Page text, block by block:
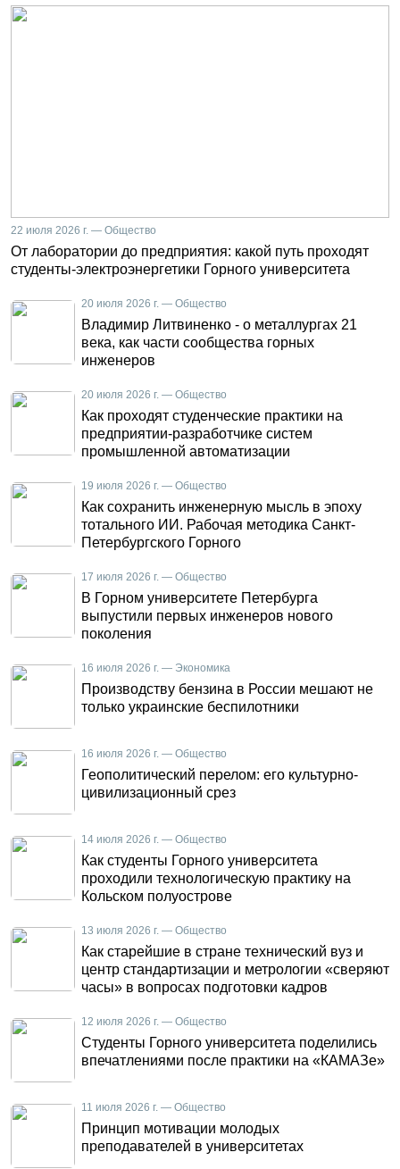
22 июля 2026 г. — Общество
От лаборатории до предприятия: какой путь проходят
студенты-электроэнергетики Горного университета
20 июля 2026 г. — Общество
Владимир Литвиненко - о металлургах 21
века, как части сообщества горных
инженеров
20 июля 2026 г. — Общество
Как проходят студенческие практики на
предприятии-разработчике систем
промышленной автоматизации
19 июля 2026 г. — Общество
Как сохранить инженерную мысль в эпоху
тотального ИИ. Рабочая методика Санкт-
Петербургского Горного
17 июля 2026 г. — Общество
В Горном университете Петербурга
выпустили первых инженеров нового
поколения
16 июля 2026 г. — Экономика
Производству бензина в России мешают не
только украинские беспилотники
16 июля 2026 г. — Общество
Геополитический перелом: его культурно-
цивилизационный срез
14 июля 2026 г. — Общество
Как студенты Горного университета
проходили технологическую практику на
Кольском полуострове
13 июля 2026 г. — Общество
Как старейшие в стране технический вуз и
центр стандартизации и метрологии «сверяют
часы» в вопросах подготовки кадров
12 июля 2026 г. — Общество
Студенты Горного университета поделились
впечатлениями после практики на «КАМАЗе»
11 июля 2026 г. — Общество
Принцип мотивации молодых
преподавателей в университетах